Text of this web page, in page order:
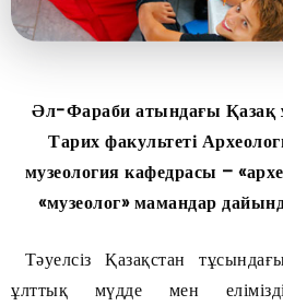
Әл-Фараби атындағы Қазақ
Тарих факультеті
музеология кафедрасы –
«музеолог» мамандар
Тәуелсіз Қазақстан
ұлттық мүдде мен